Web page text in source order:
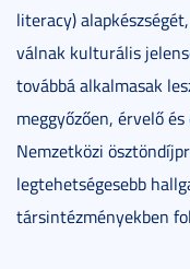
literacy)
válnak kulturális
továbbá alkalmasak
meggyőzően, érvelő
Nemzetközi
legtehetségesebb
társintézményekben